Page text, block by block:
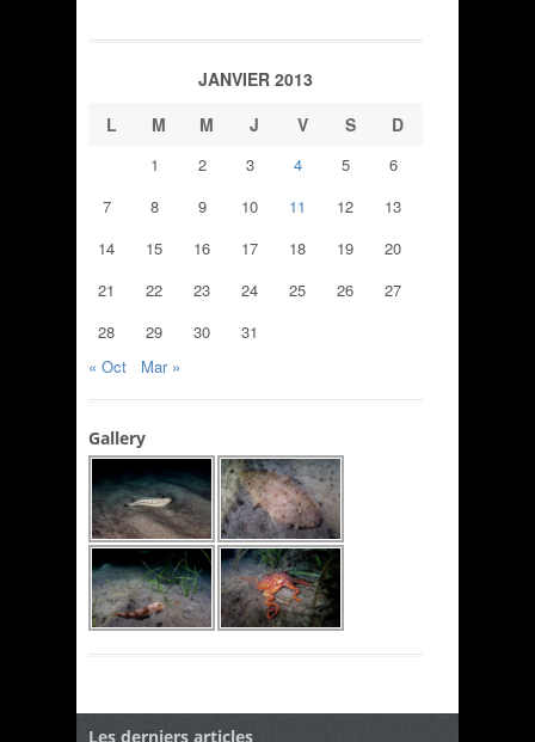
JANVIER 2013
L
M M J V S D
1 2 3 4 5
6
7
8 9 10 11 12
13
14
15 16 17 18 19
20
21
22 23 24 25 26
27
28
29 30
31
« Oct
Mar »
Gallery
Les derniers articles